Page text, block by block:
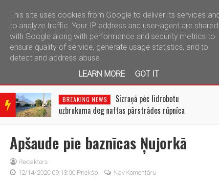
telegram
BRE
AKIN
NEW
BREAKING NEWS
Sizraņā pēc lidrobotu
uzbrukuma deg naftas pārstrādes rūpnīca
Apšaude pie baznīcas Ņujorkā
Redaktors
12/14/2020 09:13:00 Priekšp.
Nav Komentāru
This site uses cookies from Google to deliver its services
to analyze traffic. Your IP address and user-agent are shared
with Google along with performance and security metrics to
ensure quality of service, generate usage statistics, and to
detect and address abuse.
LEARN MORE
GOT IT